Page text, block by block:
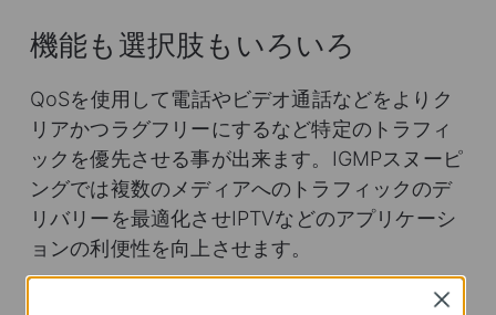
機能も選択肢もいろいろ
QoSを使用して電話やビデオ通話などをよりク
リアかつラグフリーにするなど特定のトラフィ
ックを優先させる事が出来ます。IGMPスヌーピ
ングでは複数のメディアへのトラフィックのデ
リバリーを最適化させIPTVなどのアプリケーシ
ョンの利便性を向上させます。
Close